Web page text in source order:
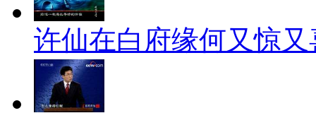
许仙在白府缘何又惊又